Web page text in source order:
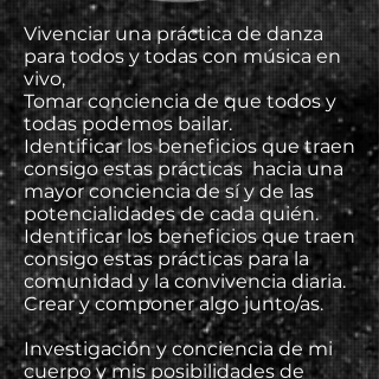
Vivenciar una práctica de danza
para todos y todas con música en
vivo,
Tomar conciencia de que todos y
todas podemos bailar.
Identificar los beneficios que traen
consigo estas prácticas hacia una
mayor conciencia de sí y de las
potencialidades de cada quién.
Identificar los beneficios que traen
consigo estas prácticas para la
comunidad y la convivencia diaria.
Crear y componer algo junto/as.
Investigación y conciencia de mi
cuerpo y mis posibilidades de